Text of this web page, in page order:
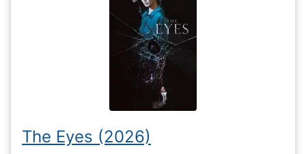
The Eyes (2026)